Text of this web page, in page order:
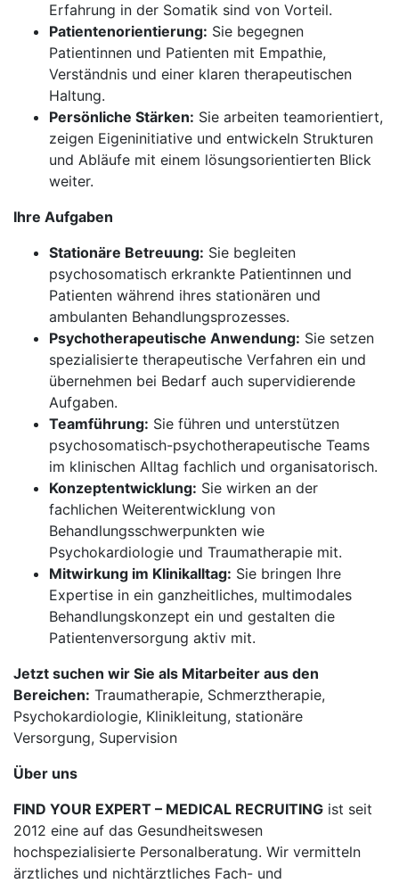
Erfahrung in der Somatik sind von Vorteil.
Patientenorientierung: Sie begegnen
Patientinnen und Patienten mit Empathie,
Verständnis und einer klaren therapeutischen
Haltung.
Persönliche Stärken: Sie arbeiten teamorientiert,
zeigen Eigeninitiative und entwickeln Strukturen
und Abläufe mit einem lösungsorientierten Blick
weiter.
Ihre Aufgaben
Stationäre Betreuung: Sie begleiten
psychosomatisch erkrankte Patientinnen und
Patienten während ihres stationären und
ambulanten Behandlungsprozesses.
Psychotherapeutische Anwendung: Sie setzen
spezialisierte therapeutische Verfahren ein und
übernehmen bei Bedarf auch supervidierende
Aufgaben.
Teamführung: Sie führen und unterstützen
psychosomatisch-psychotherapeutische Teams
im klinischen Alltag fachlich und organisatorisch.
Konzeptentwicklung: Sie wirken an der
fachlichen Weiterentwicklung von
Behandlungsschwerpunkten wie
Psychokardiologie und Traumatherapie mit.
Mitwirkung im Klinikalltag: Sie bringen Ihre
Expertise in ein ganzheitliches, multimodales
Behandlungskonzept ein und gestalten die
Patientenversorgung aktiv mit.
Jetzt suchen wir Sie als Mitarbeiter aus den
Bereichen: Traumatherapie, Schmerztherapie,
Psychokardiologie, Klinikleitung, stationäre
Versorgung, Supervision
Über uns
FIND YOUR EXPERT – MEDICAL RECRUITING ist seit
2012 eine auf das Gesundheitswesen
hochspezialisierte Personalberatung. Wir vermitteln
ärztliches und nichtärztliches Fach- und